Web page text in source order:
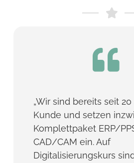
„Wir sind bereits seit
Kunde und setzen
Komplettpaket ERP/
CAD/CAM ein. Auf
Digitalisierungskurs